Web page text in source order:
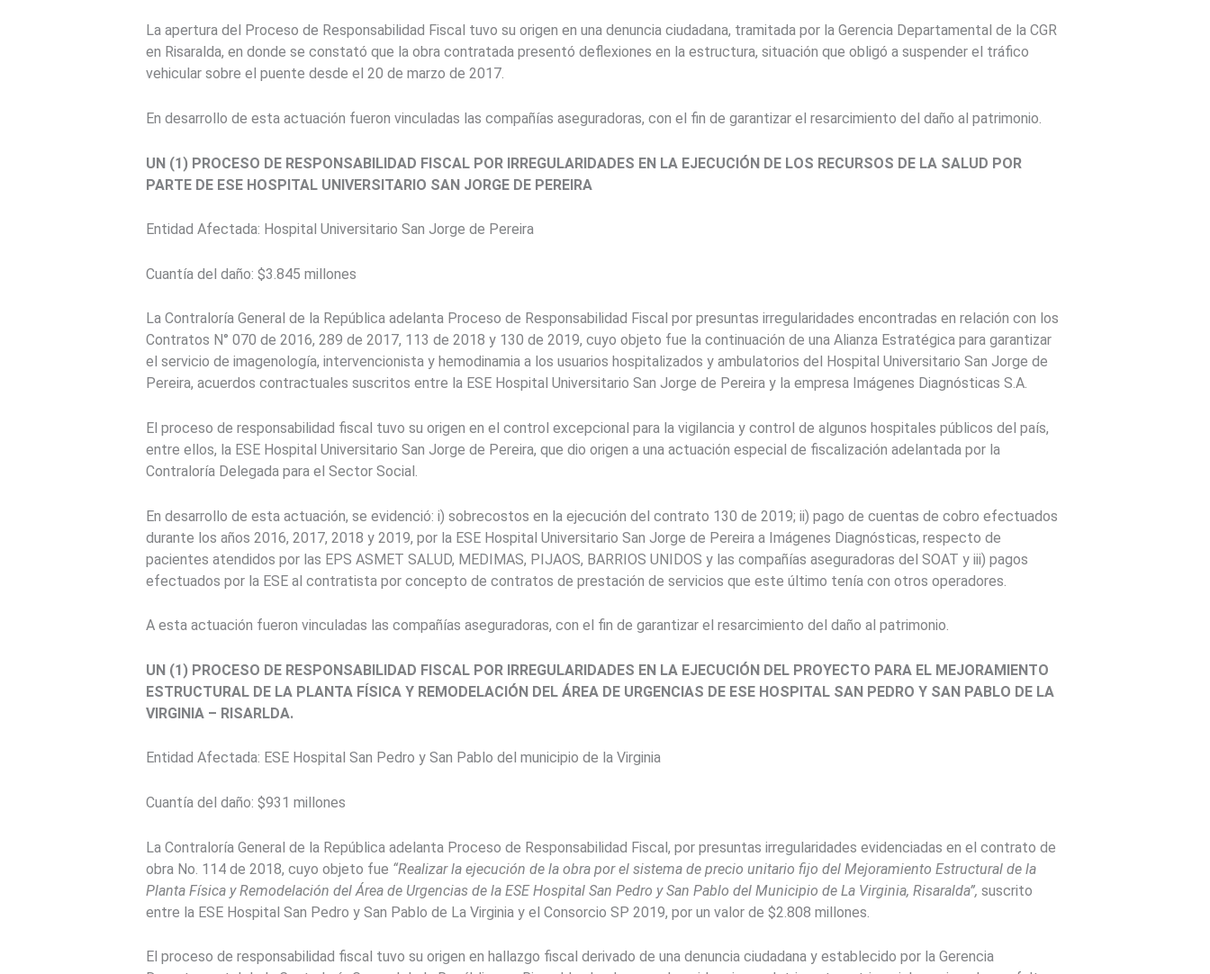
La apertura del Proceso de Responsabilidad Fiscal tuvo su origen en una denuncia ciudadana, tramitada por la Gerencia Departamental de la CGR
en Risaralda, en donde se constató que la obra contratada presentó deflexiones en la estructura, situación que obligó a suspender el tráfico
vehicular sobre el puente desde el 20 de marzo de 2017.
En desarrollo de esta actuación fueron vinculadas las compañías aseguradoras, con el fin de garantizar el resarcimiento del daño al patrimonio.
UN (1) PROCESO DE RESPONSABILIDAD FISCAL POR IRREGULARIDADES EN LA EJECUCIÓN DE LOS RECURSOS DE LA SALUD POR
PARTE DE ESE HOSPITAL UNIVERSITARIO SAN JORGE DE PEREIRA
Entidad Afectada: Hospital Universitario San Jorge de Pereira
Cuantía del daño: $3.845 millones
La Contraloría General de la República adelanta Proceso de Responsabilidad Fiscal por presuntas irregularidades encontradas en relación con los
Contratos N° 070 de 2016, 289 de 2017, 113 de 2018 y 130 de 2019, cuyo objeto fue la continuación de una Alianza Estratégica para garantizar
el servicio de imagenología, intervencionista y hemodinamia a los usuarios hospitalizados y ambulatorios del Hospital Universitario San Jorge de
Pereira, acuerdos contractuales suscritos entre la ESE Hospital Universitario San Jorge de Pereira y la empresa Imágenes Diagnósticas S.A.
El proceso de responsabilidad fiscal tuvo su origen en el control excepcional para la vigilancia y control de algunos hospitales públicos del país,
entre ellos, la ESE Hospital Universitario San Jorge de Pereira, que dio origen a una actuación especial de fiscalización adelantada por la
Contraloría Delegada para el Sector Social.
En desarrollo de esta actuación, se evidenció: i) sobrecostos en la ejecución del contrato 130 de 2019; ii) pago de cuentas de cobro efectuados
durante los años 2016, 2017, 2018 y 2019, por la ESE Hospital Universitario San Jorge de Pereira a Imágenes Diagnósticas, respecto de
pacientes atendidos por las EPS ASMET SALUD, MEDIMAS, PIJAOS, BARRIOS UNIDOS y las compañías aseguradoras del SOAT y iii) pagos
efectuados por la ESE al contratista por concepto de contratos de prestación de servicios que este último tenía con otros operadores.
A esta actuación fueron vinculadas las compañías aseguradoras, con el fin de garantizar el resarcimiento del daño al patrimonio.
UN (1) PROCESO DE RESPONSABILIDAD FISCAL POR IRREGULARIDADES EN LA EJECUCIÓN DEL PROYECTO PARA EL MEJORAMIENTO
ESTRUCTURAL DE LA PLANTA FÍSICA Y REMODELACIÓN DEL ÁREA DE URGENCIAS DE ESE HOSPITAL SAN PEDRO Y SAN PABLO DE LA
VIRGINIA – RISARLDA.
Entidad Afectada: ESE Hospital San Pedro y San Pablo del municipio de la Virginia
Cuantía del daño: $931 millones
La Contraloría General de la República adelanta Proceso de Responsabilidad Fiscal, por presuntas irregularidades evidenciadas en el contrato de
obra No. 114 de 2018, cuyo objeto fue “Realizar la ejecución de la obra por el sistema de precio unitario fijo del Mejoramiento Estructural de la
Planta Física y Remodelación del Área de Urgencias de la ESE Hospital San Pedro y San Pablo del Municipio de La Virginia, Risaralda”, suscrito
entre la ESE Hospital San Pedro y San Pablo de La Virginia y el Consorcio SP 2019, por un valor de $2.808 millones.
El proceso de responsabilidad fiscal tuvo su origen en hallazgo fiscal derivado de una denuncia ciudadana y establecido por la Gerencia